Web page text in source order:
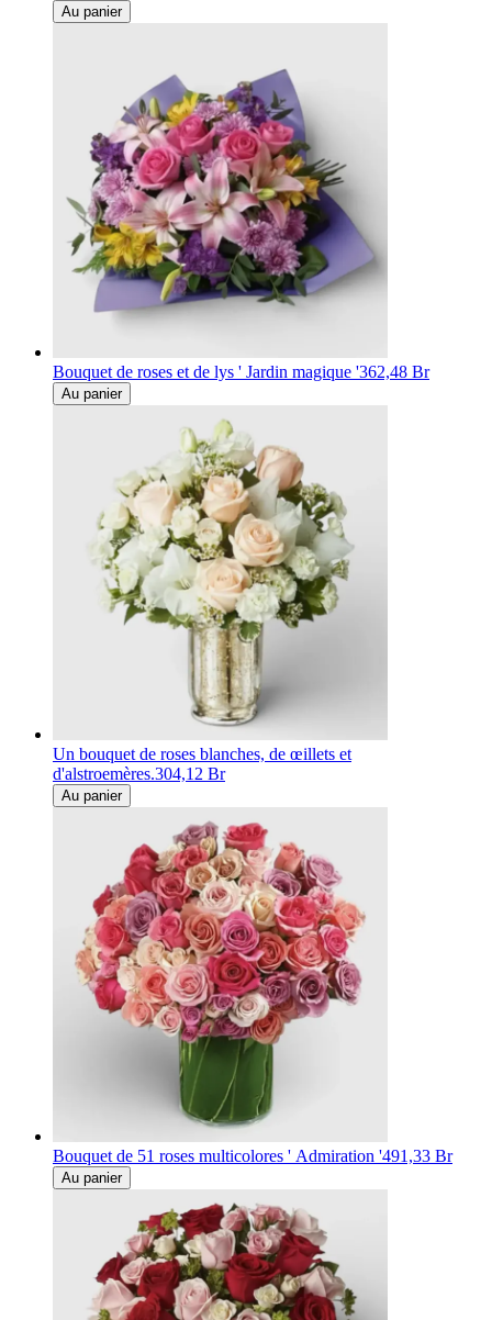
Au panier
Bouquet de roses et de lys ' Jardin magique '362,48 Br
Au panier
Un bouquet de roses blanches, de œillets et
d'alstroemères.304,12 Br
Au panier
Bouquet de 51 roses multicolores ' Admiration '491,33 Br
Au panier